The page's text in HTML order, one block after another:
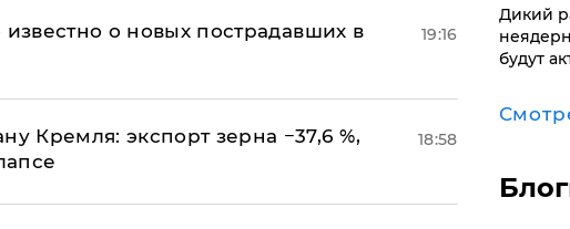
известно о новых пострадавших в
19:16
Кремля: экспорт зерна −37,6 %,
18:58
Дикий
будут